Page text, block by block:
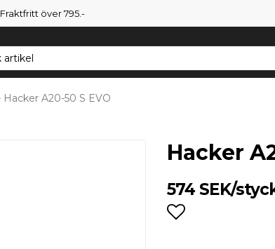
Fraktfritt över 795.-
Hacker A20-50 S EVO
Hacker
574 SEK/